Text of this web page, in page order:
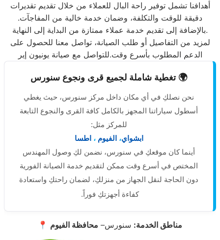
أهدافنا تشمل توفير راحة البال للعملاء من خلال تقديم تقديرات
دقيقة للوقت والتكلفة، وضمان خدمة خالية من المفاجآت.
بالإضافة إلى تقديم خدمة عملاء ممتازة من البداية إلى النهاية.
لمزيد من التفاصيل أو طلب الصيانة، تواصل معنا للحصول على
الدعم المطلوب بأسرع وقت.للتواصل مع صيانة يونيون إير
🌍 تغطية شاملة لجميع قرى ونجوع سنورس
نحن نصلكِ في أي مكان داخل مركز سنورس، حيث يغطي
أسطول سياراتنا المجهز بالكامل كافة القرى والنجوع التابعة
للمركز مثل:
ابشواي، الفيوم ، اطسا
أينما كان موقعكِ في سنورس، نضمن لكِ وصول المهندس
المختص في أسرع وقت ممكن لتقديم خدمة الصيانة الفورية
دون الحاجة لنقل الجهاز من منزلكِ، لضمان راحتكِ واستعادة
كفاءة أجهزتكِ فوراً.
📍 مناطق الخدمة: سنورس– محافظة الفيوم